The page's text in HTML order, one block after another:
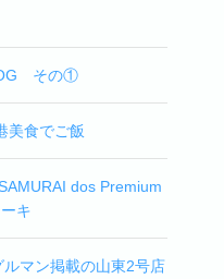
その①
美食でご飯
dos Premium
キ
ルマン掲載の山東2号店